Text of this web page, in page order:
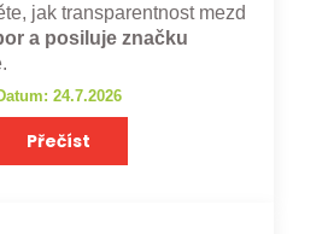
jak transparentnost mezd
a posiluje značku
24.7.2026
Přečíst